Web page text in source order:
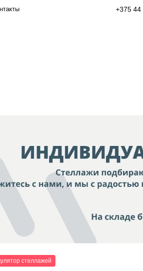
+375 44
стеллажей